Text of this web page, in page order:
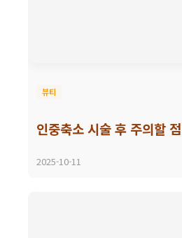
뷰티
인중축소 시술 후 주의할 점
2025-10-11